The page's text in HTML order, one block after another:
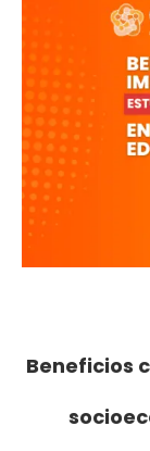
Beneficios